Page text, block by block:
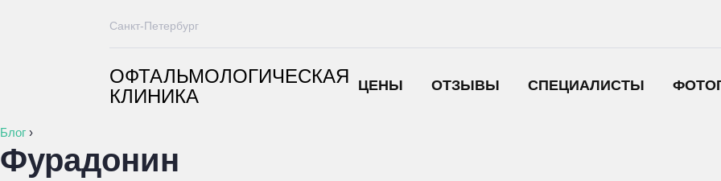
ОФТАЛЬМОЛОГИЧЕСКАЯ
КЛИНИКА
ЦЕНЫ ОТЗЫВЫ СПЕЦИАЛИСТЫ
Санкт-Петербург
Блог ›
Фурадонин